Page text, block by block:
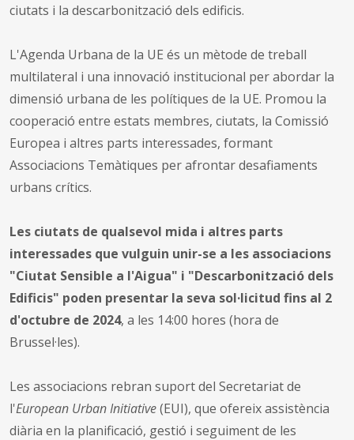
ciutats i la descarbonització dels edificis.
L'Agenda Urbana de la UE és un mètode de treball
multilateral i una innovació institucional per abordar la
dimensió urbana de les polítiques de la UE. Promou la
cooperació entre estats membres, ciutats, la Comissió
Europea i altres parts interessades, formant
Associacions Temàtiques per afrontar desafiaments
urbans crítics.
Les ciutats de qualsevol mida i altres parts
interessades que vulguin unir-se a les associacions
"Ciutat Sensible a l'Aigua" i "Descarbonització dels
Edificis" poden presentar la seva sol·licitud fins al 2
d'octubre de 2024, a les 14:00 hores (hora de
Brussel·les).
Les associacions rebran suport del Secretariat de
l'European Urban Initiative(EUI), que ofereix assistència
diària en la planificació, gestió i seguiment de les